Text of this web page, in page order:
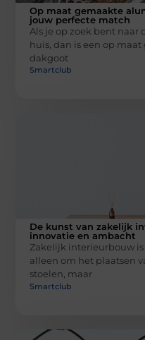
Op maat gemaakte
jouw perfecte match
Als je op zoek bent naar
huis, dan is een op
dakgoot
Smartclub
De kunst van zakelijk
innovatie en ambacht
Zakelijk interieurbouw
alleen om het plaatsen
stoelen, maar
Smartclub